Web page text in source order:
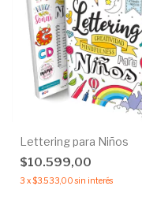
Lettering para Niños
$10.599,00
3 x$3.533,00 sin interés